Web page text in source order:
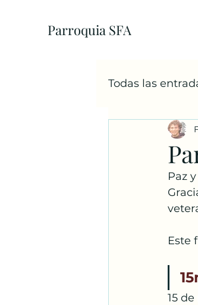
Parroquia SFA
Todas las
Santos
Paz
Este
15